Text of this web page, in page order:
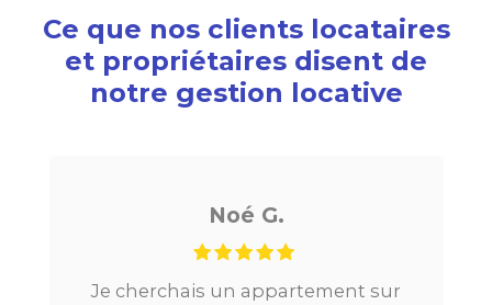
Ce que nos clients locataires
et propriétaires disent de
notre gestion locative
Noé G.
Je cherchais un appartement sur